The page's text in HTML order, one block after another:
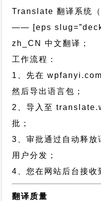
Translate 翻译系统
—— [eps
zh_CN
中文翻译；
工作流程：
1、先在 wpfanyi.com
然后导出语言包；
2、导入至
批；
3、审批通过自动释
用户分发；
4、您在网站后台接收
翻译质量